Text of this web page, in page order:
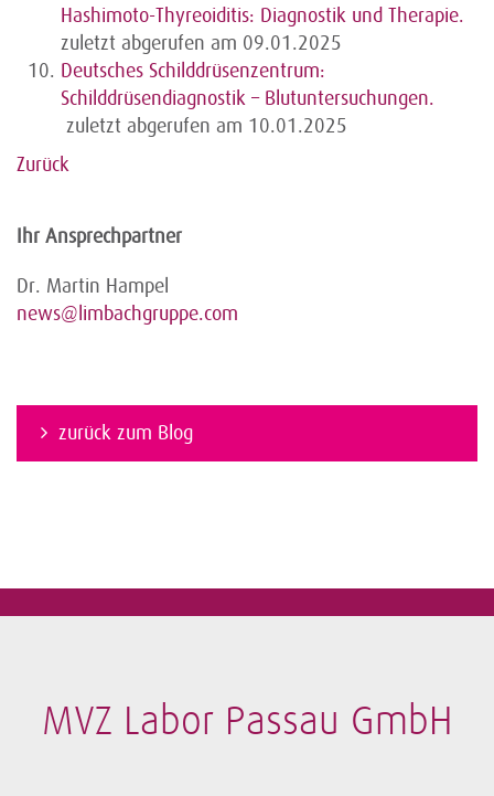
Hashimoto-Thyreoiditis: Diagnostik und Therapie.
zuletzt abgerufen am 09.01.2025
Deutsches Schilddrüsenzentrum:
Schilddrüsendiagnostik – Blutuntersuchungen.
zuletzt abgerufen am 10.01.2025
Zurück
Ihr Ansprechpartner
Dr. Martin Hampel
news@limbachgruppe.com
zurück zum Blog
MVZ Labor Passau GmbH